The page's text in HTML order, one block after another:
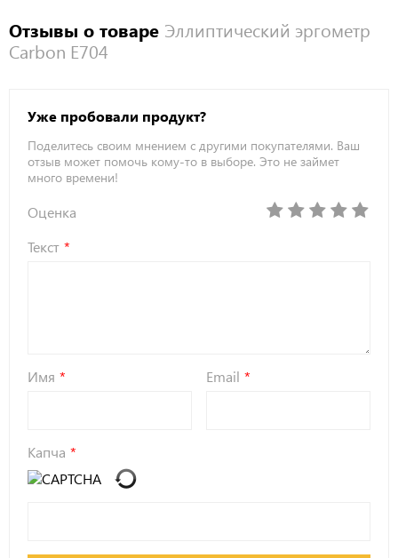
Отзывы о товаре Эллиптический эргометр
Carbon E704
Уже пробовали продукт?
Поделитесь своим мнением с другими покупателями. Ваш
отзыв может помочь кому-то в выборе. Это не займет
много времени!
Оценка
Текст
Имя Email
Капча